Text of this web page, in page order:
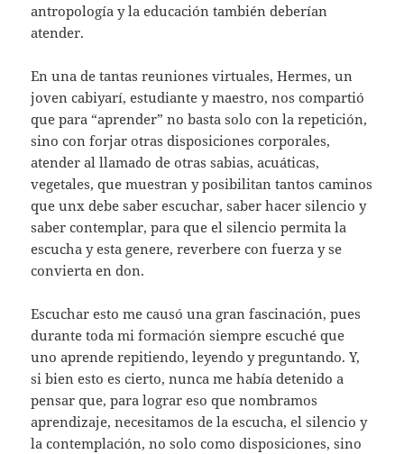
antropología y la educación también deberían
atender.
En una de tantas reuniones virtuales, Hermes, un
joven cabiyarí, estudiante y maestro, nos compartió
que para “aprender” no basta solo con la repetición,
sino con forjar otras disposiciones corporales,
atender al llamado de otras sabias, acuáticas,
vegetales, que muestran y posibilitan tantos caminos
que unx debe saber escuchar, saber hacer silencio y
saber contemplar, para que el silencio permita la
escucha y esta genere, reverbere con fuerza y se
convierta en don.
Escuchar esto me causó una gran fascinación, pues
durante toda mi formación siempre escuché que
uno aprende repitiendo, leyendo y preguntando. Y,
si bien esto es cierto, nunca me había detenido a
pensar que, para lograr eso que nombramos
aprendizaje, necesitamos de la escucha, el silencio y
la contemplación, no solo como disposiciones, sino